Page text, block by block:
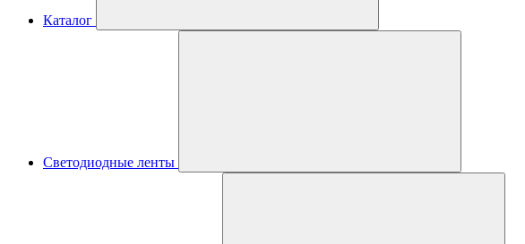
Каталог
Светодиодные ленты